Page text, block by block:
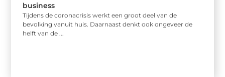
business
Tijdens de coronacrisis werkt een groot deel van de
bevolking vanuit huis. Daarnaast denkt ook ongeveer de
helft van de ...